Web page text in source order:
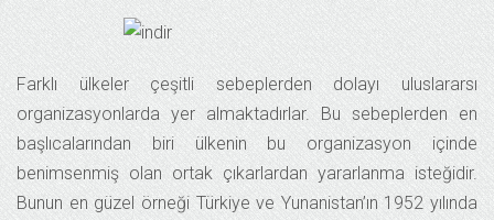
Farklı ülkeler çeşitli sebeplerden dolayı uluslararsı
organizasyonlarda yer almaktadırlar. Bu sebeplerden en
başlıcalarından biri ülkenin bu organizasyon içinde
benimsenmiş olan ortak çıkarlardan yararlanma isteğidir.
Bunun en güzel örneği Türkiye ve Yunanistan’ın 1952 yılında